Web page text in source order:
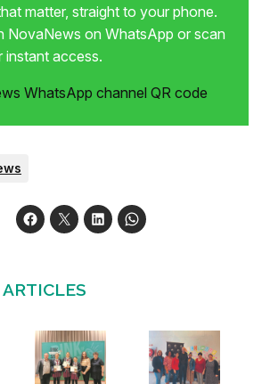
matter, straight to your phone.
NovaNews on WhatsApp or scan
instant access.